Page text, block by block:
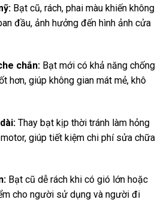
Bạt cũ, rách, phai màu khiến không
đầu, ảnh hưởng đến hình ảnh cửa
chắn:Bạt mới có khả năng chống
hơn, giúp không gian mát mẻ, khô
Thay bạt kịp thời tránh làm hỏng
giúp tiết kiệm chi phí sửa chữa
Bạt cũ dễ rách khi có gió lớn hoặc
cho người sử dụng và người đi